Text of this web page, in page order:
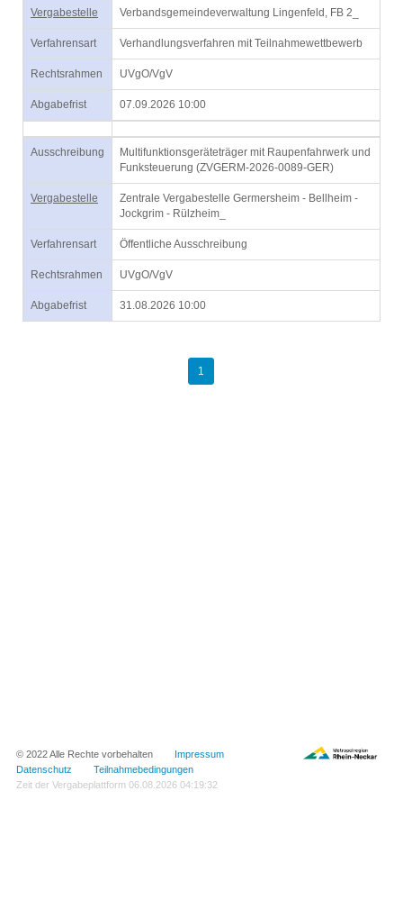
Vergabestelle Verbandsgemeindeverwaltung Lingenfeld, FB 2_
Verfahrensart Verhandlungsverfahren mit Teilnahmewettbewerb
Rechtsrahmen UVgO/VgV
Abgabefrist 07.09.2026 10:00
Ausschreibung
Multifunktionsgeräteträger mit Raupenfahrwerk und
Funksteuerung (ZVGERM-2026-0089-GER)
Vergabestelle
Zentrale Vergabestelle Germersheim - Bellheim -
Jockgrim - Rülzheim_
Verfahrensart Öffentliche Ausschreibung
Rechtsrahmen UVgO/VgV
Abgabefrist 31.08.2026 10:00
1
© 2022 Alle Rechte vorbehalten Impressum
Datenschutz
Teilnahmebedingungen
Zeit der Vergabeplattform 06.08.2026 04:19:32